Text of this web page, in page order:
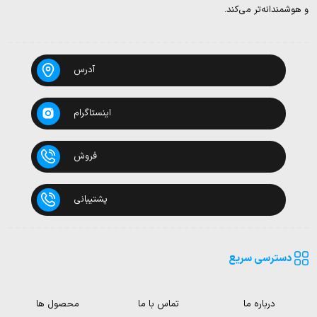
و هوشمندانه‌تر می‌کند.
آدرس
اینستاگرام
فروش
پشتیبانی
دسترسی سریع
درباره ما تماس با ما محصول ها